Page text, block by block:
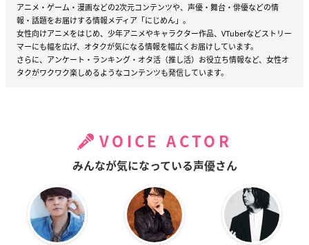
アニメ・ゲーム・漫画などの2次元コンテンツや、声優・舞台・俳優などの情
報・話題をお届けする情報メディア「にじめん」。
女性向けアニメをはじめ、少年アニメやキャラクター作品、VTuberなどストリー
マーにも幅を広げ、オタクが気になる情報を幅広くお届けしています。
さらに、アンケート・ランキング・オタ活（推し活）お役立ち情報など、女性オ
タクがワクワク楽しめるようなコンテンツも発信しています。
VOICE ACTOR
みんなが気になっている声優さん